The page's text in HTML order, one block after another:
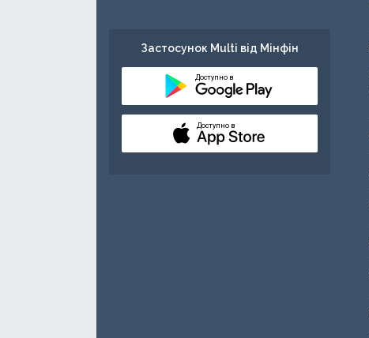
Застосунок Multi від Мінфін
Доступно в
Доступно в